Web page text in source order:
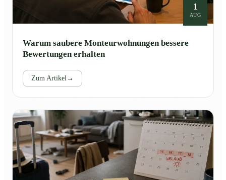
1
AUG
Warum saubere Monteurwohnungen bessere
Bewertungen erhalten
Zum Artikel→